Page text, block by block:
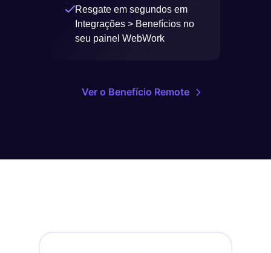
Resgate em segundos em
Integrações > Benefícios no
seu painel WebWork
Ver o Benefício Remote